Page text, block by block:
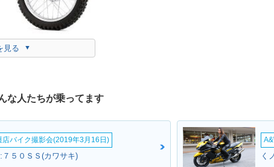
見る
な人たちが乗ってます
店バイク撮影会(2019年3月16日)
７５０ＳＳ(カワサキ) く